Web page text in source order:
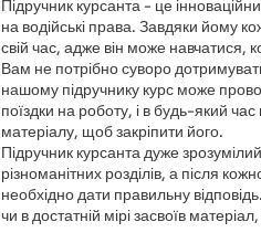
Підручник курсанта - це
на водійські права. Завдяки йому
свій час, адже він може навчатися,
Вам не потрібно суворо
нашому підручнику курс може
поїздки на роботу, і в будь-який
матеріалу, щоб закріпити його.
Підручник курсанта дуже
різноманітних розділів, а після
необхідно дати правильну
чи в достатній мірі засвоїв